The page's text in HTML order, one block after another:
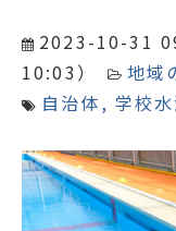
導入事例
お知らせ
お役立ち記事一覧
お役立ち資料
2023-10-31
10:03 ）
地域
自治体
学校